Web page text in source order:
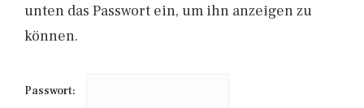
unten das Passwort ein, um ihn anzeigen zu
können.
Passwort: